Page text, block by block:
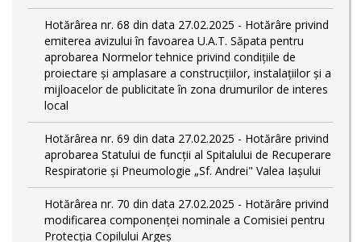
Hotărârea nr. 68 din data 27.02.2025 - Hotărâre privind
emiterea avizului în favoarea U.A.T. Săpata pentru
aprobarea Normelor tehnice privind condiţiile de
proiectare şi amplasare a construcţiilor, instalaţiilor şi a
mijloacelor de publicitate în zona drumurilor de interes
local
Hotărârea nr. 69 din data 27.02.2025 - Hotărâre privind
aprobarea Statului de funcţii al Spitalului de Recuperare
Respiratorie și Pneumologie „Sf. Andrei" Valea Iașului
Hotărârea nr. 70 din data 27.02.2025 - Hotărâre privind
modificarea componenței nominale a Comisiei pentru
Protecția Copilului Argeș